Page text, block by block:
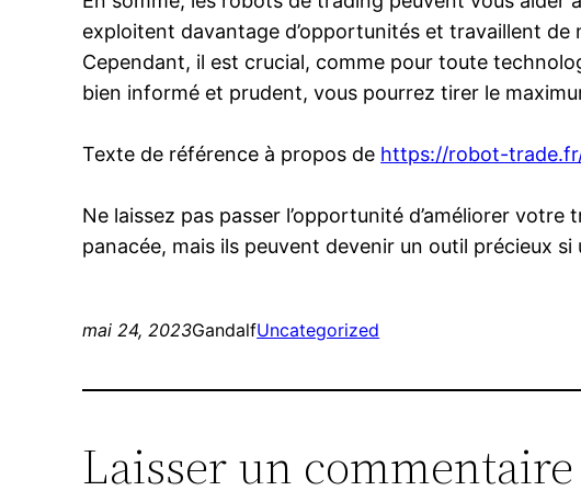
exploitent davantage d’opportunités et travaillent
Cependant, il est crucial, comme pour toute
bien informé et prudent, vous pourrez tirer le
Texte de référence à propos de https://robot-
Ne laissez pas passer l’opportunité d’améliorer
panacée, mais ils peuvent devenir un outil précieux
mai 24, 2023GandalfUncategorized
Laisser un commentaire